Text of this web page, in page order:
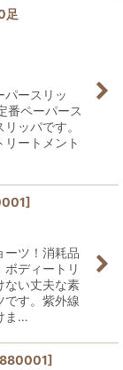
足
パースリッ
ペーパース
ッパです。
ートメント
]
ーツ！消耗品
ディートリ
ない丈夫な素
です。紫外線
ま…
]